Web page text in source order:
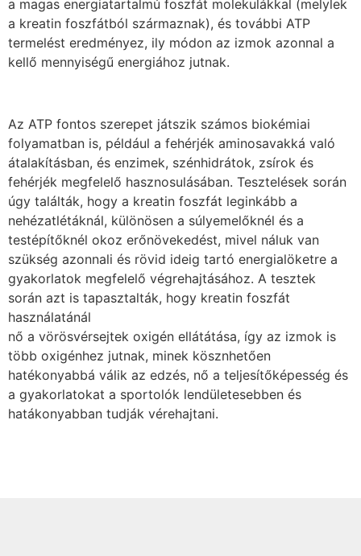
a magas energiatartalmú foszfát molekulákkal (melylek
a kreatin foszfátból származnak), és további ATP
termelést eredményez, ily módon az izmok azonnal a
kellő mennyiségű energiához jutnak.
Az ATP fontos szerepet játszik számos biokémiai
folyamatban is, például a fehérjék aminosavakká való
átalakításban, és enzimek, szénhidrátok, zsírok és
fehérjék megfelelő hasznosulásában. Tesztelések során
úgy találták, hogy a kreatin foszfát leginkább a
nehézatlétáknál, különösen a súlyemelőknél és a
testépítőknél okoz erőnövekedést, mivel náluk van
szükség azonnali és rövid ideig tartó energialöketre a
gyakorlatok megfelelő végrehajtásához. A tesztek
során azt is tapasztalták, hogy kreatin foszfát
használatánál
nő a vörösvérsejtek oxigén ellátátása, így az izmok is
több oxigénhez jutnak, minek kösznhetően
hatékonyabbá válik az edzés, nő a teljesítőképesség és
a gyakorlatokat a sportolók lendületesebben és
hatákonyabban tudják vérehajtani.